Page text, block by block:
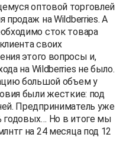
оптовой торговлей
на Wildberries. А
сток товара
своих
этого вопросы и,
на Wildberries не было.
большой объем у
были жесткие: под
Предприниматель уже
годовых… Но в итоге мы
на 24 месяца под 12